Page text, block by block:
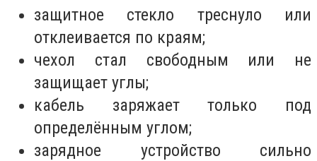
защитное стекло треснуло или
отклеивается по краям;
чехол стал свободным или не
защищает углы;
кабель заряжает только под
определённым углом;
зарядное устройство сильно